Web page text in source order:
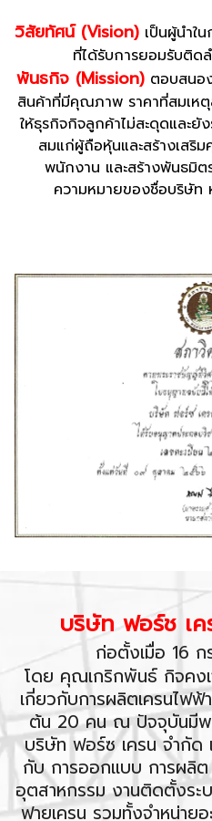
วิสัยทัศน์ (Vision) เป็นผู้นำ
ที่ได้รับการยอมรับติด
พันธกิจ (Mission)ตอบสนอ
สินค้าที่มีคุณภาพ ราคาที่สมเห
ให้ธุรกิจกิจลูกค้าไม่สะดุดและยั
สมแก่ผู้ถือหุ้นและสร้างเสริ
พนักงาน และสร้างพันธมิต
ความหมายของชื่อบริษัท
บริษัท ฟอร์ช เ
ก่อตั้งเมื่อ 16
โดย คุณเกริกพันธ์ กิจคง
เกี่ยวกับการผลิตเครนไฟ
ต้น 20 คน ณ ปัจจุบันมี
บริษัท ฟอร์ซ เครน จำกัด
กับ การออกแบบ การผลิต
อุตสาหกรรม งานติดตั้งระ
ฟายเครน รวมทั้งจำหน่าย